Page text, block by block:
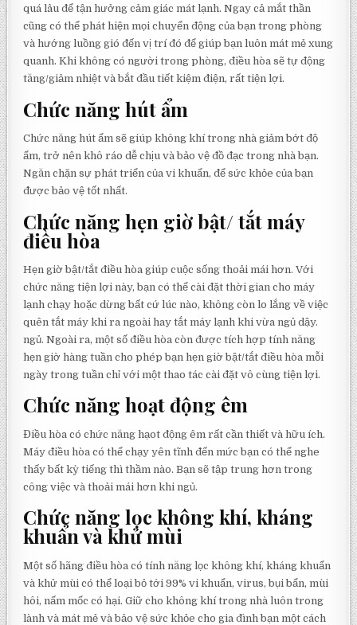
quá lâu để tận hưởng cảm giác mát lạnh. Ngay cả mắt thần
cũng có thể phát hiện mọi chuyển động của bạn trong phòng
và hướng luồng gió đến vị trí đó để giúp bạn luôn mát mẻ xung
quanh. Khi không có người trong phòng, điều hòa sẽ tự động
tăng/giảm nhiệt và bắt đầu tiết kiệm điện, rất tiện lợi.
Chức năng hút ẩm
Chức năng hút ẩm sẽ giúp không khí trong nhà giảm bớt độ
ẩm, trở nên khô ráo dễ chịu và bảo vệ đồ đạc trong nhà bạn.
Ngăn chặn sự phát triển của vi khuẩn, để sức khỏe của bạn
được bảo vệ tốt nhất.
Chức năng hẹn giờ bật/ tắt máy
điều hòa
Hẹn giờ bật/tắt điều hòa giúp cuộc sống thoải mái hơn. Với
chức năng tiện lợi này, bạn có thể cài đặt thời gian cho máy
lạnh chạy hoặc dừng bất cứ lúc nào, không còn lo lắng về việc
quên tắt máy khi ra ngoài hay tắt máy lạnh khi vừa ngủ dậy.
ngủ. Ngoài ra, một số điều hòa còn được tích hợp tính năng
hẹn giờ hàng tuần cho phép bạn hẹn giờ bật/tắt điều hòa mỗi
ngày trong tuần chỉ với một thao tác cài đặt vô cùng tiện lợi.
Chức năng hoạt động êm
Điều hòa có chức năng hạot động êm rất cần thiết và hữu ích.
Máy điều hòa có thể chạy yên tĩnh đến mức bạn có thể nghe
thấy bất kỳ tiếng thì thầm nào. Bạn sẽ tập trung hơn trong
công việc và thoải mái hơn khi ngủ.
Chức năng lọc không khí, kháng
khuẩn và khử mùi
Một số hãng điều hòa có tính năng lọc không khí, kháng khuẩn
và khử mùi có thể loại bỏ tới 99% vi khuẩn, virus, bụi bẩn, mùi
hôi, nấm mốc có hại. Giữ cho không khí trong nhà luôn trong
lành và mát mẻ và bảo vệ sức khỏe cho gia đình bạn một cách